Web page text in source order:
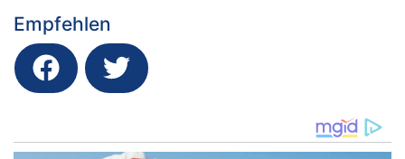
Empfehlen